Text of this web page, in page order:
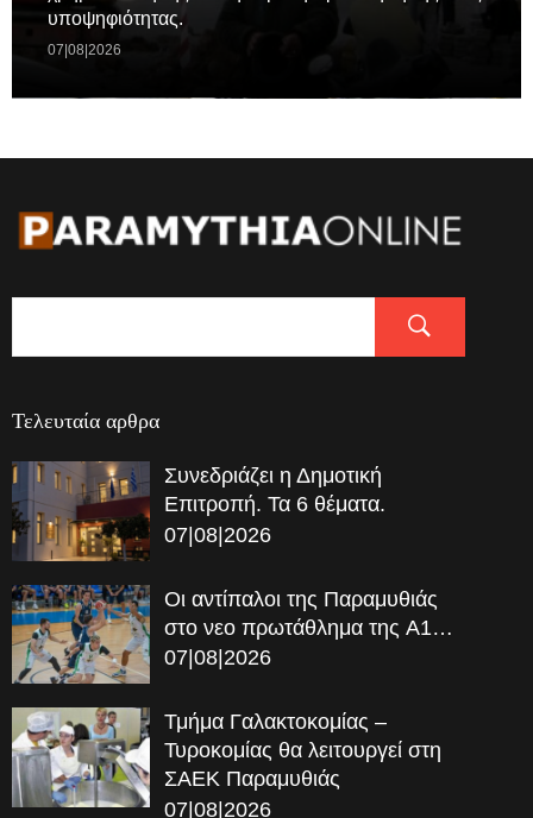
υποψηφιότητας.
07|08|2026
Τελευταία αρθρα
Συνεδριάζει η Δημοτική
Επιτροπή. Τα 6 θέματα.
07|08|2026
Οι αντίπαλοι της Παραμυθιάς
στο νεο πρωτάθλημα της A1…
07|08|2026
Τμήμα Γαλακτοκομίας –
Τυροκομίας θα λειτουργεί στη
ΣΑΕΚ Παραμυθιάς
07|08|2026